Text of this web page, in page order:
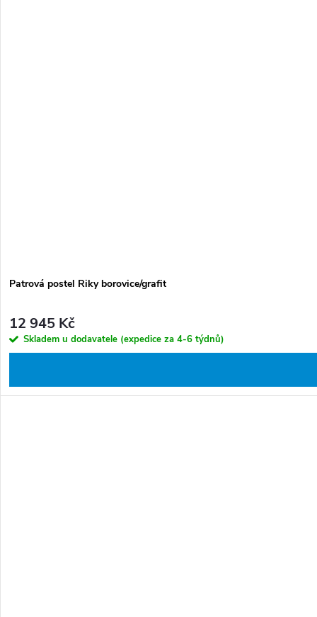
Patrová postel Riky borovice/grafit
12 945 Kč
Skladem u dodavatele (expedice za 4-6 týdnů)